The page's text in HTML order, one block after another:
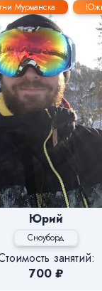
Мурманска
Юрий
Сноуборд
занятий:
700 ₽